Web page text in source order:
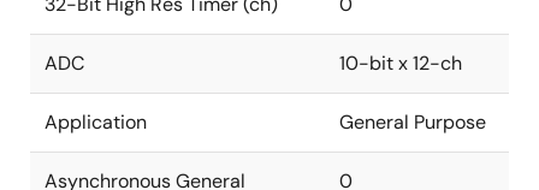
ADC 10-bit x 12-ch
Application General Purpose
Asynchronous General 0